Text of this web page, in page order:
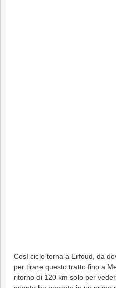
Così ciclo torna a Erfoud, da
per tirare questo tratto fino a
ritorno di 120 km solo per